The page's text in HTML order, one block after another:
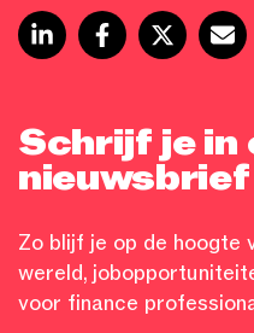
Schrijf je in
nieuwsbrief
Zo blijf je op de hoogte
wereld,
voor finance